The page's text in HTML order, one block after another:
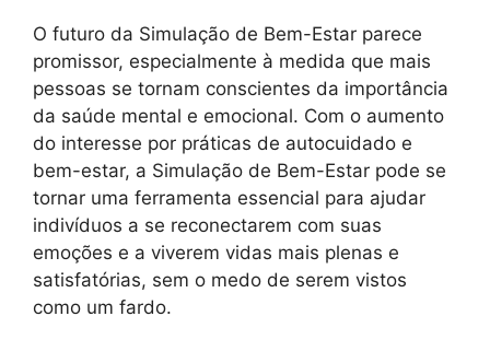
O futuro da Simulação de Bem-Estar parece
promissor, especialmente à medida que mais
pessoas se tornam conscientes da importância
da saúde mental e emocional. Com o aumento
do interesse por práticas de autocuidado e
bem-estar, a Simulação de Bem-Estar pode se
tornar uma ferramenta essencial para ajudar
indivíduos a se reconectarem com suas
emoções e a viverem vidas mais plenas e
satisfatórias, sem o medo de serem vistos
como um fardo.